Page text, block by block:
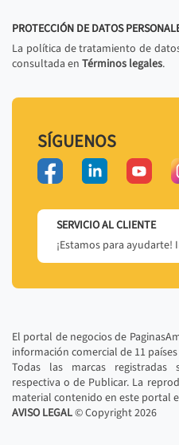
PROTECCIÓN DE DATOS
La política de tratamiento de
consultada en Términos legales.
SÍGUENOS
SERVICIO AL CLIENTE
¡Estamos para ayudarte!
El portal de negocios de
información comercial de 11
Todas las marcas
respectiva o de Publicar. La
material contenido en este portal
AVISO LEGAL© Copyright2026